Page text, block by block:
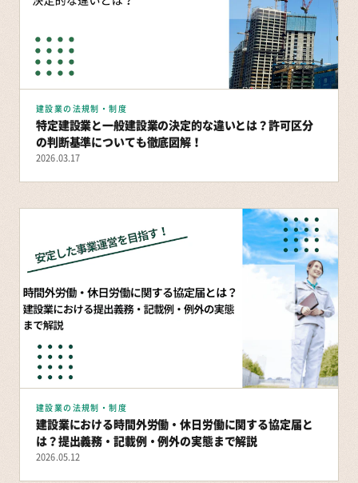
建設業の法規制・制度
特定建設業と一般建設業の決定的な違いとは？許可区分
の判断基準についても徹底図解！
2026.03.17
建設業の法規制・制度
建設業における時間外労働・休日労働に関する協定届と
は？提出義務・記載例・例外の実態まで解説
2026.05.12